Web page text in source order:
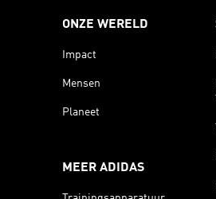
ONZE WERELD
Impact
Mensen
Planeet
MEER ADIDAS